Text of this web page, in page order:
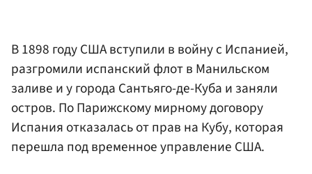
В 1898 году США вступили в войну с Испанией,
разгромили испанский флот в Манильском
заливе и у города Сантьяго-де-Куба и заняли
остров. По Парижскому мирному договору
Испания отказалась от прав на Кубу, которая
перешла под временное управление США.